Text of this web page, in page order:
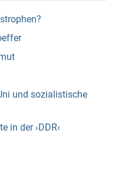
und sozialistische
in der ›DDR‹